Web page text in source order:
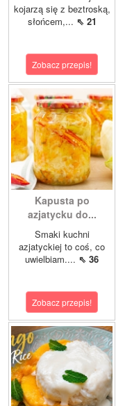
kojarzą się z beztroską,
słońcem,... ⇖ 21
Zobacz przepis!
Kapusta po
azjatycku do...
Smaki kuchni
azjatyckiej to coś, co
uwielbiam.... ⇖ 36
Zobacz przepis!